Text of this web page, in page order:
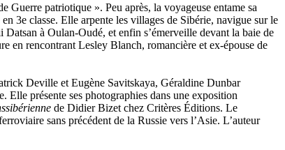
Guerre patriotique ». Peu après, la voyageuse entame sa
3e classe. Elle arpente les villages de Sibérie, navigue sur le
à Oulan-Oudé, et enfin s’émerveille devant la baie de
en rencontrant Lesley Blanch, romancière et ex-épouse de
Deville et Eugène Savitskaya, Géraldine Dunbar
Elle présente ses photographies dans une exposition
de Didier Bizet chez Critères Éditions. Le
sans précédent de la Russie vers l’Asie. L’auteur